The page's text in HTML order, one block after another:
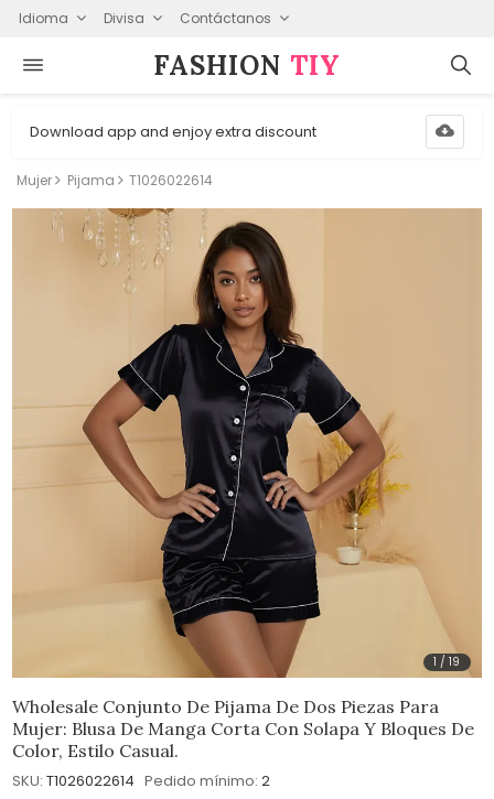
Idioma Divisa Contáctanos
FASHION⁠ TIY
Download app and enjoy extra discount
Mujer Pijama T1026022614
1 /19
Wholesale Conjunto De Pijama De Dos Piezas Para
Mujer: Blusa De Manga Corta Con Solapa Y Bloques De
Color, Estilo Casual.
SKU: T1026022614 Pedido mínimo: 2